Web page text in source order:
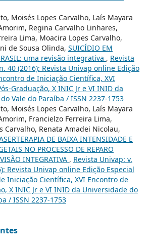
Moisés Lopes Carvalho, Laís Mayara
Regina Carvalho Linhares,
Lima, Moacira Lopes Carvalho,
de Sousa Olinda, SUICÍDIO EM
uma revisão integrativa , Revista
40 (2016): Revista Univap online Edição
de Iniciação Científica, XVI
Graduação, X INIC Jr e VI INID da
Vale do Paraíba / ISSN 2237-1753
Moisés Lopes Carvalho, Laís Mayara
Francielzo Ferreira Lima,
Carvalho, Renata Amadei Nicolau,
DE BAIXA INTENSIDADE E
NO PROCESSO DE REPARO
INTEGRATIVA , Revista Univap: v.
Revista Univap online Edição Especial
Iniciação Científica, XVI Encontro de
X INIC Jr e VI INID da Universidade do
/ ISSN 2237-1753